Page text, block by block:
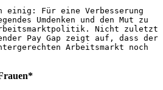
einig: Für eine Verbesserung
Umdenken und den Mut zu
Nicht zuletzt
Pay Gap zeigt auf, dass der
Arbeitsmarkt noch